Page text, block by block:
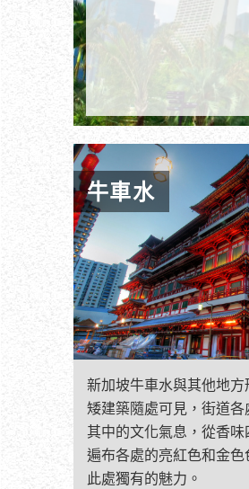
牛車水
新加坡牛車水與其他地
矮建築隨處可見，街道
其中的文化氣息，從香
遍布各處的亮紅色和金
此處獨有的魅力。